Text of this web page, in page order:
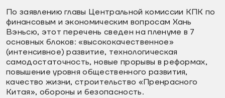
По заявлению главы Центральной комиссии КПК по
финансовым и экономическим вопросам Хань
Вэньсю, этот перечень сведен на пленуме в 7
основных блоков: «высококачественное»
(интенсивное) развитие, технологическая
самодостаточность, новые прорывы в реформах,
повышение уровня общественного развития,
качество жизни, строительство «Пренрасного
Китая», обороны и безопасность.